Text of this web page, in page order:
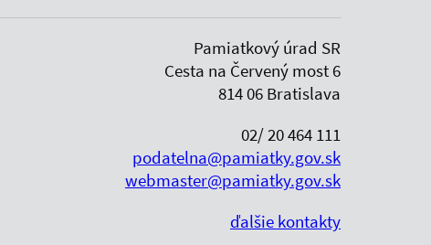
Pamiatkový úrad SR
Cesta na Červený most 6
814 06 Bratislava
02/ 20 464 111
podatelna@pamiatky.gov.sk
webmaster@pamiatky.gov.sk
ďalšie kontakty